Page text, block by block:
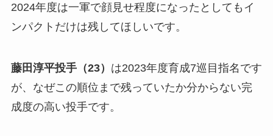
2024年度は一軍で顔見せ程度になったとしてもイ
ンパクトだけは残してほしいです。
藤田淳平投手（23） は2023年度育成7巡目指名です
が、なぜこの順位まで残っていたか分からない完
成度の高い投手です。